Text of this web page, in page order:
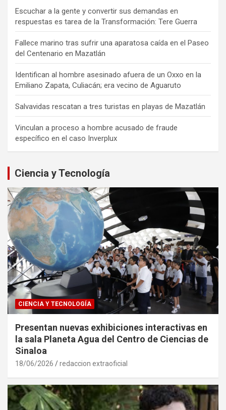
Escuchar a la gente y convertir sus demandas en
respuestas es tarea de la Transformación: Tere Guerra
Fallece marino tras sufrir una aparatosa caída en el Paseo
del Centenario en Mazatlán
Identifican al hombre asesinado afuera de un Oxxo en la
Emiliano Zapata, Culiacán; era vecino de Aguaruto
Salvavidas rescatan a tres turistas en playas de Mazatlán
Vinculan a proceso a hombre acusado de fraude
específico en el caso Inverplux
Ciencia y Tecnología
CIENCIA Y TECNOLOGÍA
Presentan nuevas exhibiciones interactivas en
la sala Planeta Agua del Centro de Ciencias de
Sinaloa
18/06/2026 redaccion extraoficial